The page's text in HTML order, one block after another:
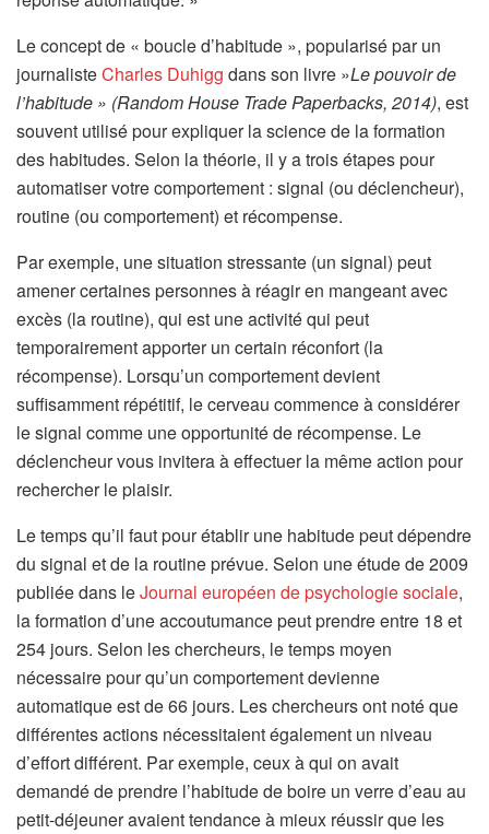
e
d
a
n
s
u
n
n
o
u
v
e
l
o
n
e
t
)
Le concept de « boucle d’habitude », popularisé par un
journalisteCharles Duhigg
s
’
o
u
v
e
d
a
n
s
u
n
n
u
v
e
l
o
n
g
l
e
t
)
dans son livre »Le pouvoir de
l’habitude » (Random House Trade Paperbacks, 2014), est
souvent utilisé pour expliquer la science de la formation
des habitudes. Selon la théorie, il y a trois étapes pour
automatiser votre comportement : signal (ou déclencheur),
routine (ou comportement) et récompense.
Par exemple, une situation stressante (un signal) peut
amener certaines personnes à réagir en mangeant avec
excès (la routine), qui est une activité qui peut
temporairement apporter un certain réconfort (la
récompense). Lorsqu’un comportement devient
suffisamment répétitif, le cerveau commence à considérer
le signal comme une opportunité de récompense. Le
déclencheur vous invitera à effectuer la même action pour
rechercher le plaisir.
Le temps qu’il faut pour établir une habitude peut dépendre
du signal et de la routine prévue. Selon une étude de 2009
publiée dans leJournal européen de psychologie sociale(
s
u
e
,
la formation d’une accoutumance peut prendre entre 18 et
254 jours. Selon les chercheurs, le temps moyen
nécessaire pour qu’un comportement devienne
automatique est de 66 jours. Les chercheurs ont noté que
différentes actions nécessitaient également un niveau
d’effort différent. Par exemple, ceux à qui on avait
demandé de prendre l’habitude de boire un verre d’eau au
petit-déjeuner avaient tendance à mieux réussir que les